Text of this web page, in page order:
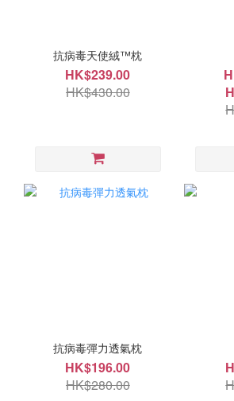
抗病毒天使絨™枕
HK$239.00
HK$430.00
抗病毒彈力透氣枕
HK$196.00
HK$280.00